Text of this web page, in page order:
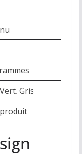
Gris
produit